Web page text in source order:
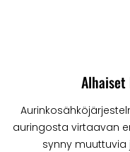
aurin­gosta virtaavan
synny muuttuvia